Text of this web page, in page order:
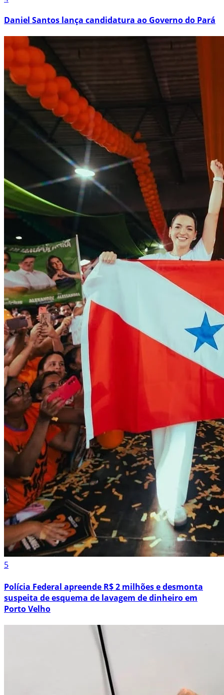
Daniel Santos lança candidatura ao Governo do Pará
5
Polícia Federal apreende R$ 2 milhões e desmonta
suspeita de esquema de lavagem de dinheiro em
Porto Velho